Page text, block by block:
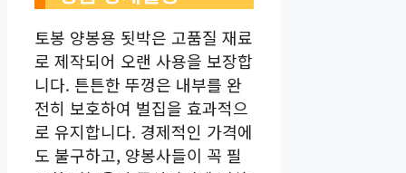
토봉 양봉용 됫박은 고품질 재료
로 제작되어 오랜 사용을 보장합
니다. 튼튼한 뚜껑은 내부를 완
전히 보호하여 벌집을 효과적으
로 유지합니다. 경제적인 가격에
도 불구하고, 양봉사들이 꼭 필